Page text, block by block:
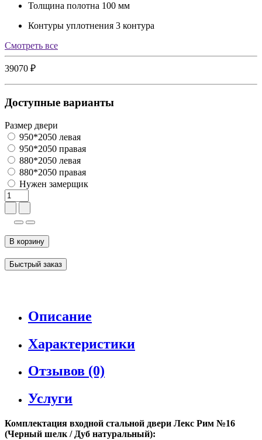
Толщина полотна 100 мм
Контуры уплотнения 3 контура
Cмотреть все
39070 ₽
Доступные варианты
Размер двери
950*2050 левая
950*2050 правая
880*2050 левая
880*2050 правая
Нужен замерщик
В корзину
Быстрый заказ
Описание
Характеристики
Отзывов (0)
Услуги
Комплектация входной стальной двери Лекс Рим №16
(Черный шелк / Дуб натуральный):